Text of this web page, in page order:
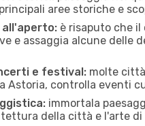
aree storiche e
è risaputo che il
e assaggia alcune delle
e festival: molte
Astoria, controlla eventi
immortala
della città e l'arte di